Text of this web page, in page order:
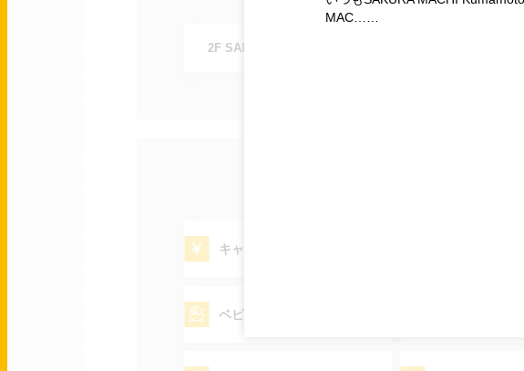
2F SAKURA MACHI スクエア
キャッシュサービス
ベビーカー貸し出し
MAC……